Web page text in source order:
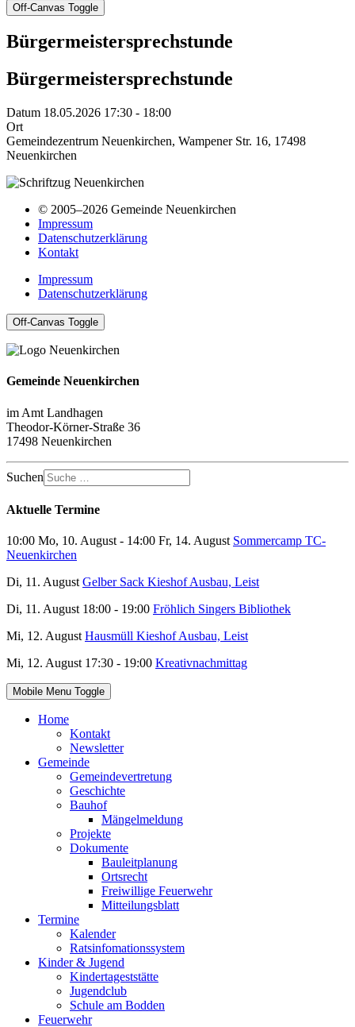
Off-Canvas Toggle
Bürgermeistersprechstunde
Bürgermeistersprechstunde
Datum 18.05.2026 17:30 - 18:00
Ort
Gemeindezentrum Neuenkirchen, Wampener Str. 16, 17498
Neuenkirchen
© 2005–2026 Gemeinde Neuenkirchen
Impressum
Datenschutzerklärung
Kontakt
Impressum
Datenschutzerklärung
Off-Canvas Toggle
Gemeinde Neuenkirchen
im Amt Landhagen
Theodor-Körner-Straße 36
17498 Neuenkirchen
Suchen
Aktuelle Termine
10:00 Mo, 10. August - 14:00 Fr, 14. August Sommercamp TC-
Neuenkirchen
Di, 11. August Gelber Sack Kieshof Ausbau, Leist
Di, 11. August 18:00 - 19:00 Fröhlich Singers Bibliothek
Mi, 12. August Hausmüll Kieshof Ausbau, Leist
Mi, 12. August 17:30 - 19:00 Kreativnachmittag
Mobile Menu Toggle
Home
Kontakt
Newsletter
Gemeinde
Gemeindevertretung
Geschichte
Bauhof
Mängelmeldung
Projekte
Dokumente
Bauleitplanung
Ortsrecht
Freiwillige Feuerwehr
Mitteilungsblatt
Termine
Kalender
Ratsinfomationssystem
Kinder & Jugend
Kindertageststätte
Jugendclub
Schule am Bodden
Feuerwehr